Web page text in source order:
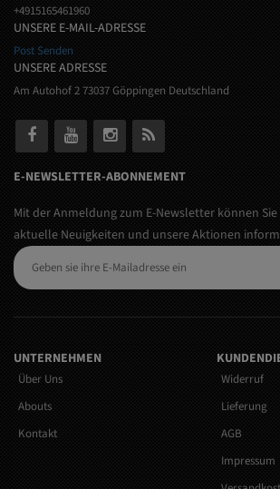
+4915165461960
UNSERE E-MAIL-ADRESSE
Post Senden
UNSERE ADRESSE
Am Autohof 2 73037 Göppingen Deutschland
E-NEWSLETTER-ABONNEMENT
Mit der Anmeldung zum E-Newsletter können
aktuelle Neuigkeiten und unsere Aktionen
UNTERNEHMEN
Über Uns
Abouts
Kontakt
Widerruf
Lieferung
AGB
Impressum